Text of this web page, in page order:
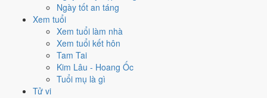
Ngày tốt an táng
Xem tuổi
Xem tuổi làm nhà
Xem tuổi kết hôn
Tam Tai
Kim Lâu - Hoang Ốc
Tuổi mụ là gì
Tử vi
(tham khảo) (4/10). Có2 cách hạ rủi ro
Không cần dời ngày vì 30 ngày quanh 27/11/2024 không có ngày nào
điểm cao hơn 10.0/10của hôm nay. Việc
nên có thể đẩy sớm ngay trong ngày.
Coi việc vào giờ Hoàng Đạo trong chính ngày này.
Tỵ (09h-11h)